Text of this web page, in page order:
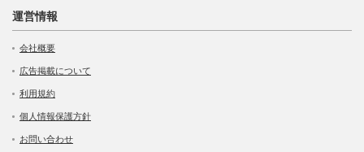
運営情報
会社概要
広告掲載について
利用規約
個人情報保護方針
お問い合わせ